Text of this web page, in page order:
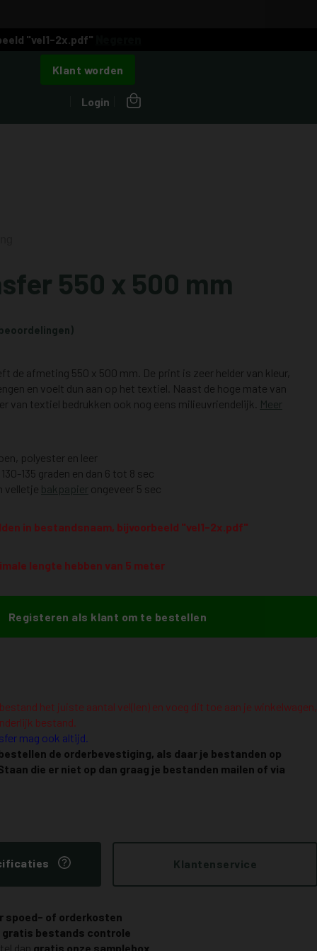
"vel1-2x.pdf"
Klant worden
Login
550 x 500 mm
de afmeting 550 x 500 mm. De print is zeer helder van kleur,
en voelt dun aan op het textiel. Naast de hoge mate van
van textiel bedrukken ook nog eens milieuvriendelijk. Meer
polyester en leer
135 graden en dan 6 tot 8 sec
velletje bakpapier ongeveer 5 sec
in bestandsnaam, bijvoorbeeld "vel1-2x.pdf"
lengte hebben van 5 meter
Registeren als klant om te bestellen
mm aantal
het juiste aantal vel(len) en voeg dit toe aan je winkelwagen,
bestand.
mag ook altijd.
de orderbevestiging, als daar je bestanden op
die er niet op dan graag je bestanden mailen of via
Klantenservice
spoed- of orderkosten
gratis bestands controle
dan gratis onze samplebox